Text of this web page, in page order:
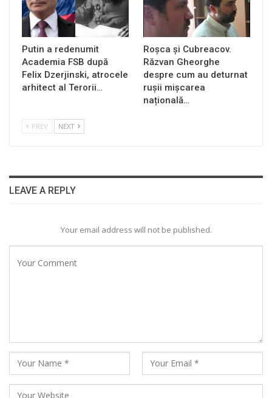
Putin a redenumit
Academia FSB după
Felix Dzerjinski, atrocele
arhitect al Terorii…
Roșca și Cubreacov.
Răzvan Gheorghe
despre cum au deturnat
rușii mișcarea
națională…
PREV NEXT
LEAVE A REPLY
Your email address will not be published.